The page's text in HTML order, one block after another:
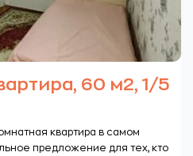
60 м2, 1/5
квартира в самом
предложение для тех, кто